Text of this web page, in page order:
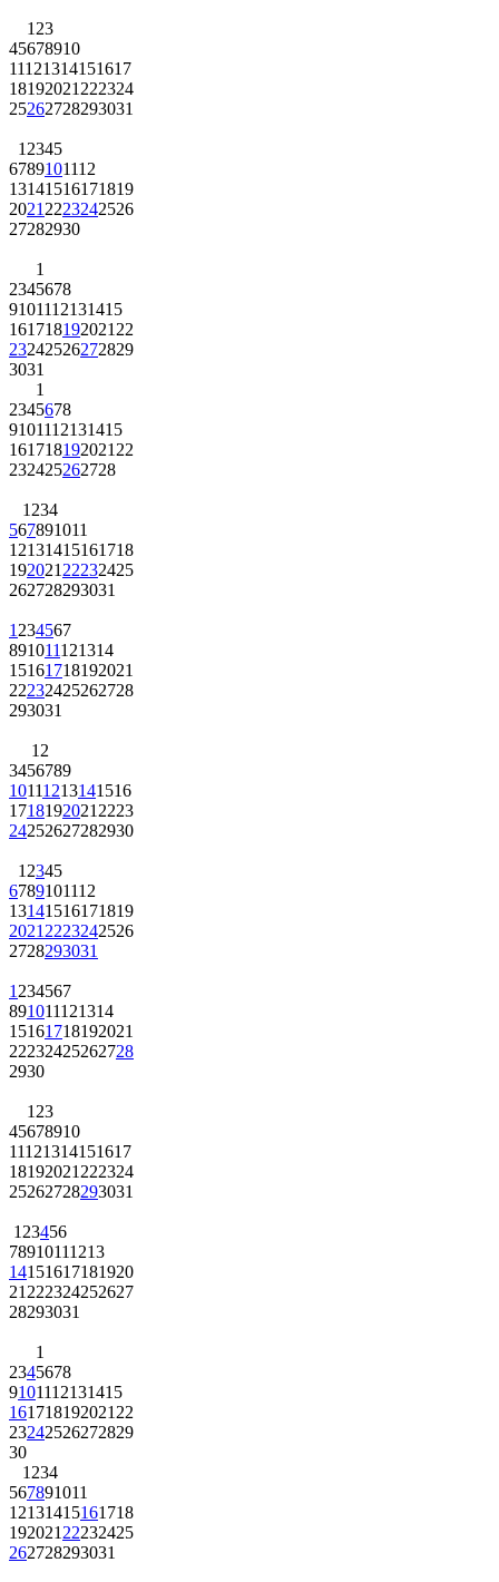
1 23
45678910
11121314151617
18192021 222324
25262728293031
1 2345
6789101112
13141516171819
2021 2223242526
27282930
1
2345678
9101112131415
161718192021 22
23242526272829
3031
1
2345678
9101112131415
161718192021 22
232425262728
1 234
567891011
12131415161718
192021 22232425
262728293031
1 234567
891011121314
15161718192021
22232425262728
293031
1 2
3456789
10111213141516
1718192021 2223
24252627282930
1 2345
6789101112
13141516171819
2021 2223242526
2728293031
1 234567
891011121314
15161718192021
22232425262728
2930
1 23
45678910
11121314151617
18192021 222324
25262728293031
1 23456
78910111213
14151617181920
21 222324252627
28293031
1
2345678
9101112131415
161718192021 22
23242526272829
30
1 234
567891011
12131415161718
192021 22232425
262728293031